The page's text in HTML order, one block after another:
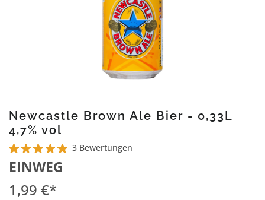
Newcastle Brown Ale Bier - 0,33L
4,7% vol
Durchschnittliche Bewertung von 5 von 5 Sternen
3 Bewertungen
EINWEG
1,99 €*